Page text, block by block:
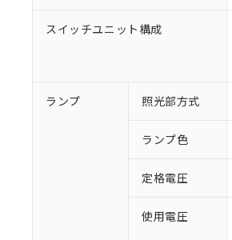
スイッチユニット構成
ランプ 照光部方式
ランプ色
定格電圧
使用電圧